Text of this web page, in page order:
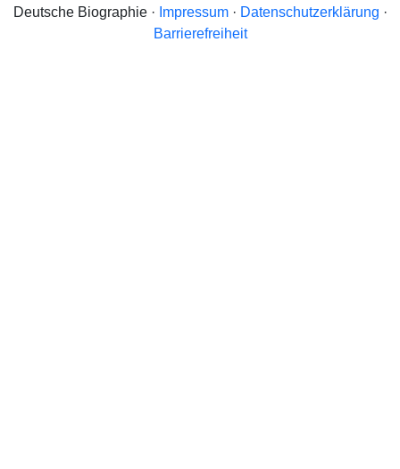
Deutsche Biographie · Impressum· Datenschutzerklärung ·
Barrierefreiheit